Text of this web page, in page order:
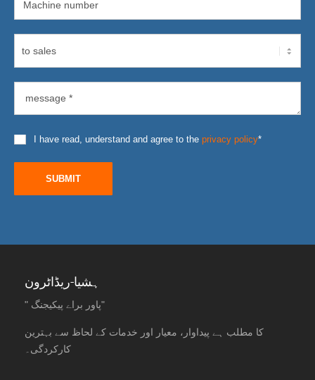
I have read, understand and agree to the privacy policy*
SUBMIT
ہشیا-ریڈاٹرون
" پاور براے پیکیجنگ"
کا مطلب ہے پیداوار، معیار اور خدمات کے لحاظ سے بہترین
کارکردگی۔